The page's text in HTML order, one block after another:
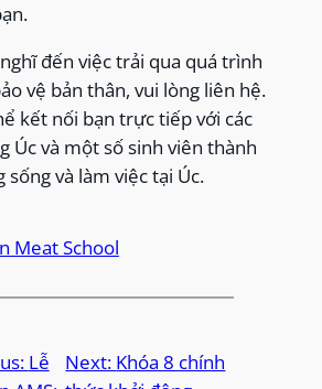
đến việc trải qua quá trình
vệ bản thân, vui lòng liên hệ.
kết nối bạn trực tiếp với các
Úc và một số sinh viên thành
sống và làm việc tại Úc.
Meat School
Lễ
Next: Khóa 8 chính